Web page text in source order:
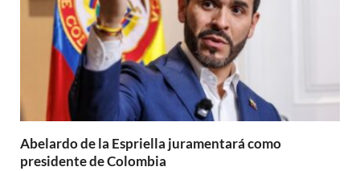
Abelardo de la Espriella juramentará como
presidente de Colombia